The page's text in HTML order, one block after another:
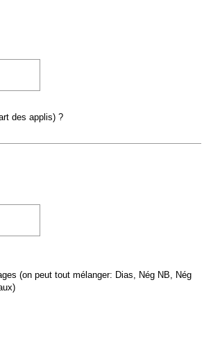
des applis) ?
(on peut tout mélanger: Dias, Nég NB, Nég